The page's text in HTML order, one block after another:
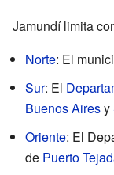
Jamundí limita
Norte: El
Sur: El
Buenos Airesy
Oriente: El
de Puerto